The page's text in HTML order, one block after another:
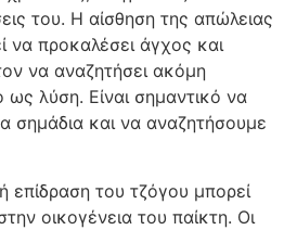
του. Η αίσθηση της απώλειας
να προκαλέσει άγχος και
να αναζητήσει ακόμη
ως λύση. Είναι σημαντικό να
σημάδια και να αναζητήσουμε
επίδραση του τζόγου μπορεί
οικογένεια του παίκτη. Οι